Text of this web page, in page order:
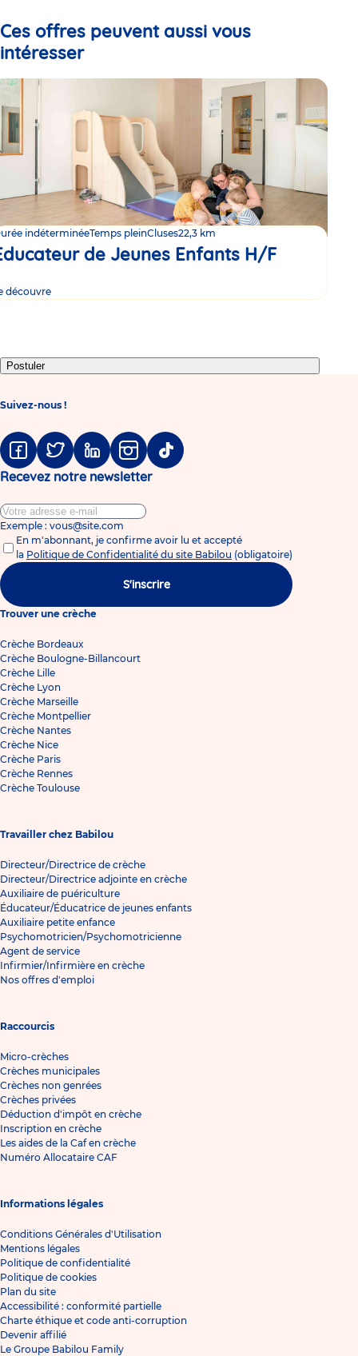
Ces offres peuvent aussi vous
intéresser
indéterminéeTemps pleinCluses22,3 km
de Jeunes Enfants H/F
découvre
Postuler
Suivez-nous !
FacebookTwitter LinkedinInstagramTiktok
Recevez notre newsletter
Exemple : vous@site.com
En m'abonnant, je confirme avoir lu et accepté
la Politique de Confidentialité du site Babilou (obligatoire)
S'inscrire
Trouver une crèche
Crèche Bordeaux
Crèche Boulogne-Billancourt
Crèche Lille
Crèche Lyon
Crèche Marseille
Crèche Montpellier
Crèche Nantes
Crèche Nice
Crèche Paris
Crèche Rennes
Crèche Toulouse
Travailler chez Babilou
Directeur/Directrice de crèche
Directeur/Directrice adjointe en crèche
Auxiliaire de puériculture
Éducateur/Éducatrice de jeunes enfants
Auxiliaire petite enfance
Psychomotricien/Psychomotricienne
Agent de service
Infirmier/Infirmière en crèche
Nos offres d'emploi
Raccourcis
Micro-crèches
Crèches municipales
Crèches non genrées
Crèches privées
Déduction d'impôt en crèche
Inscription en crèche
Les aides de la Caf en crèche
Numéro Allocataire CAF
Informations légales
Conditions Générales d'Utilisation
Mentions légales
Politique de confidentialité
Politique de cookies
Plan du site
Accessibilité : conformité partielle
Charte éthique et code anti-corruption
Devenir affilié
Le Groupe Babilou Family